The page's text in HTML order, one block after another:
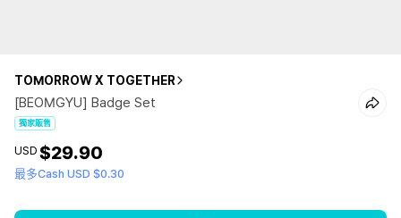
TOMORROW X TOGETHER
[BEOMGYU] Badge Set
獨家販售
USD $29.90
最多Cash USD $0.30